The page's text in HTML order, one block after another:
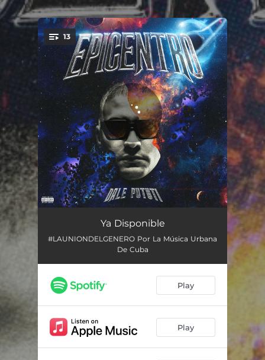
You're all set!
13
Bumbata 03:08
AHÍ 02:55
Dime
Un Delito 03:30
Ya Disponible
#LAUNIONDELGENERO Por La Música Urbana
De Cuba
Play
Play
.